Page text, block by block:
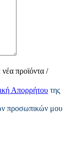
προϊόντα /
Απορρήτου της
προσωπικών μου